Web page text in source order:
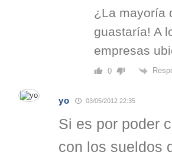
¿La mayoría
guastaría! A
empresas
0
yo 03/05/2012 22:35
Si es por poder
con los sueldos